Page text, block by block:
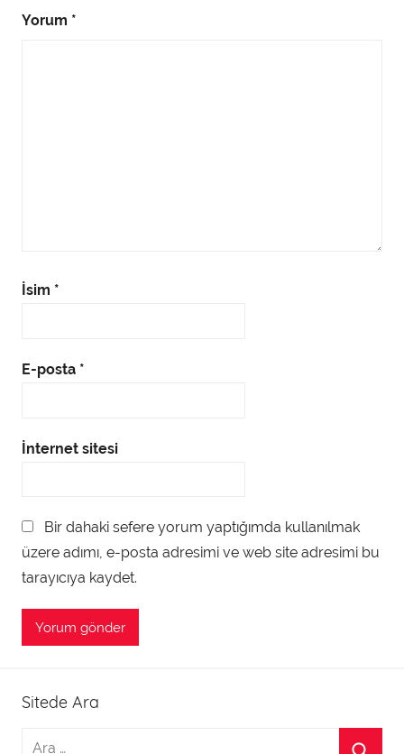
Yorum *
İsim *
E-posta *
İnternet sitesi
Bir dahaki sefere yorum yaptığımda kullanılmak
üzere adımı, e-posta adresimi ve web site adresimi bu
tarayıcıya kaydet.
Sitede Ara